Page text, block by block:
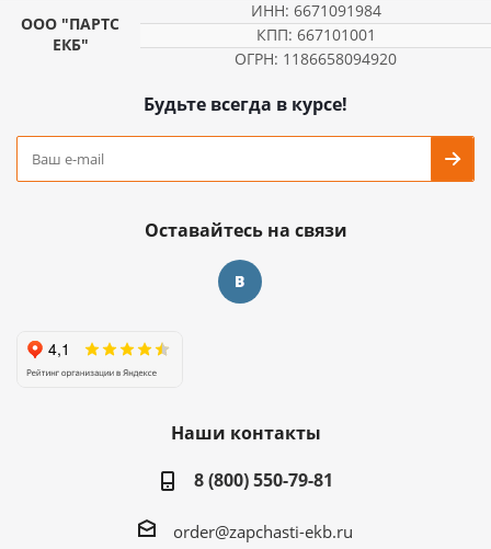
ООО "ПАРТС
ЕКБ"
ИНН: 6671091984
КПП: 667101001
ОГРН: 1186658094920
Будьте всегда в курсе!
Оставайтесь на связи
Наши контакты
8 (800) 550-79-81
order@zapchasti-ekb.ru